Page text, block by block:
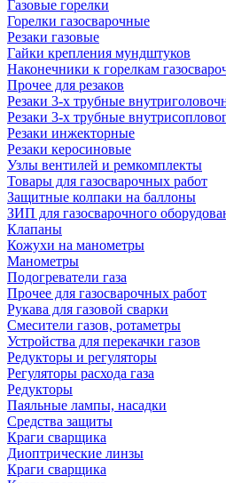
Газовые горелки
Горелки газосварочные
Резаки газовые
Гайки крепления мундштуков
Наконечники к горелкам
Прочее для резаков
Резаки 3-х трубные
Резаки 3-х трубные
Резаки инжекторные
Резаки керосиновые
Узлы вентилей и ремкомплекты
Товары для газосварочных работ
Защитные колпаки на баллоны
ЗИП для газосварочного
Клапаны
Кожухи на манометры
Манометры
Подогреватели газа
Прочее для газосварочных работ
Рукава для газовой сварки
Смесители газов, ротаметры
Устройства для перекачки газов
Редукторы и регуляторы
Регуляторы расхода газа
Редукторы
Паяльные лампы, насадки
Средства защиты
Краги сварщика
Диоптрические линзы
Краги сварщика